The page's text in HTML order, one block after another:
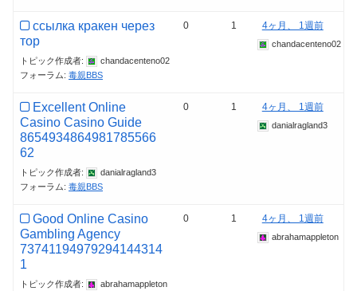
ссылка кракен через
тор
トピック作成者:
chandacenteno02
フォーラム: 毒親BBS
0 1 4ヶ月、 1週前
chandacenteno02
Excellent Online
Casino Casino Guide
8654934864981785566
62
トピック作成者:
danialragland3
フォーラム: 毒親BBS
0 1 4ヶ月、 1週前
danialragland3
Good Online Casino
Gambling Agency
73741194979294144314
1
トピック作成者:
abrahamappleton
0 1 4ヶ月、 1週前
abrahamappleton